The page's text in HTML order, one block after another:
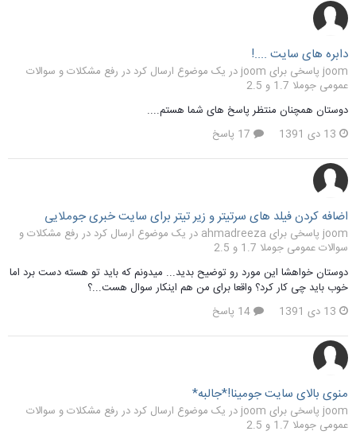
دابره های سایت ....!
joom پاسخی برای joom در یک موضوع ارسال کرد در
رفع مشکلات و سوالات
عمومی جوملا 1.7 و 2.5
دوستان همچنان منتظر پاسخ های شما هستم....
13 دی 1391
اضافه کردن فیلد های سرتیتر و زیر تیتر برای سایت خبری جوملایی
joom پاسخی برای ahmadreeza در یک موضوع ارسال کرد در
رفع مشکلات و
سوالات عمومی جوملا 1.7 و 2.5
دوستان خواهشا این مورد رو توضیح بدید... میدونم که باید تو هسته دست برد اما
خوب باید چی کار کرد؟ واقعا برای من هم اینکار سوال هست...؟
13 دی 1391
منوی بالای سایت جومینا!*جالبه*
joom پاسخی برای joom در یک موضوع ارسال کرد در
رفع مشکلات و سوالات
عمومی جوملا 1.7 و 2.5